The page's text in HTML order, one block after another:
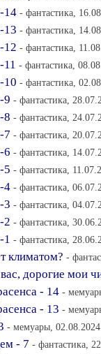
14 - фантастика,
13 - фантастика,
12 - фантастика,
11 - фантастика,
10 - фантастика,
9 - фантастика,
8 - фантастика,
7 - фантастика,
6 - фантастика,
5 - фантастика,
4 - фантастика,
3 - фантастика,
2 - фантастика,
1 - фантастика,
климатом? -
дорогие мои
- 14 -
- 13 -
- мемуары,
- 7 - фантастика,